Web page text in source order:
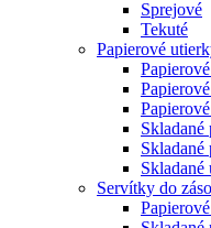
Sprejové
Tekuté
Papierové
Servítky do